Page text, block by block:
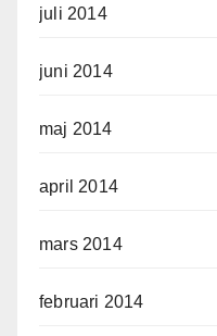
juli 2014
juni 2014
maj 2014
april 2014
mars 2014
februari 2014